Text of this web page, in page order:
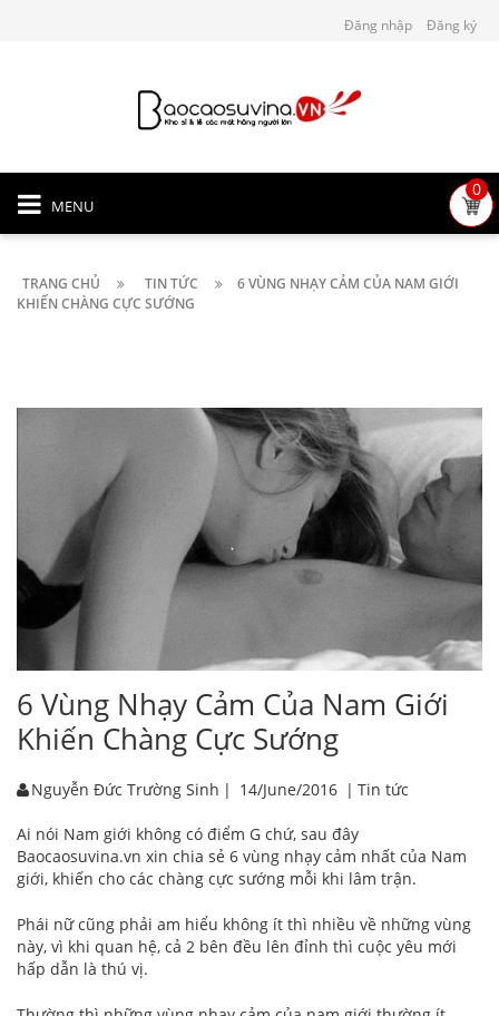
Đăng nhập Đăng ký
MENU
0
TRANG CHỦ TIN TỨC
6 VÙNG NHẠY CẢM CỦA NAM GIỚI
KHIẾN CHÀNG CỰC SƯỚNG
6 Vùng Nhạy Cảm Của Nam Giới
Khiến Chàng Cực Sướng
Nguyễn Đức Trường Sinh | 14/June/2016 | Tin tức
Ai nói Nam giới không có điểm G chứ, sau đây
Baocaosuvina.vn xin chia sẻ 6 vùng nhạy cảm nhất của Nam
giới, khiến cho các chàng cực sướng mỗi khi lâm trận.
Phái nữ cũng phải am hiểu không ít thì nhiều về những vùng
này, vì khi quan hệ, cả 2 bên đều lên đỉnh thì cuộc yêu mới
hấp dẫn là thú vị.